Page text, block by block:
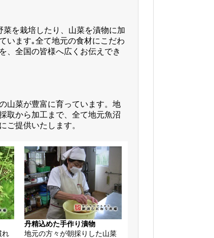
を栽培したり、山菜を漬物に加
います｡全て地元の食材にこだわ
、全国の皆様へ広くお伝えでき
山菜が豊富に育っています。地
取から加工まで、全て地元魚沼
ご提供いたします。
れ
丹精込めた手作り漬物
地元の方々が朝採りした山菜